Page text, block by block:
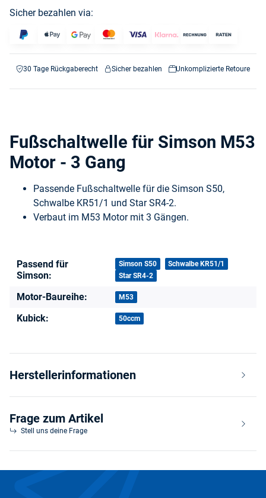
Sicher bezahlen via:
30 Tage Rückgaberecht Sicher bezahlen Unkomplizierte Retoure
Fußschaltwelle für Simson M53
Motor - 3 Gang
Passende Fußschaltwelle für die Simson S50,
Schwalbe KR51/1 und Star SR4-2.
Verbaut im M53 Motor mit 3 Gängen.
Produkteigenschaft
Wert
Passend für
Simson:
Simson S50
Schwalbe KR51/1
Star SR4-2
Motor-Baureihe: M53
Kubick: 50ccm
Herstellerinformationen
Frage zum Artikel
Stell uns deine Frage